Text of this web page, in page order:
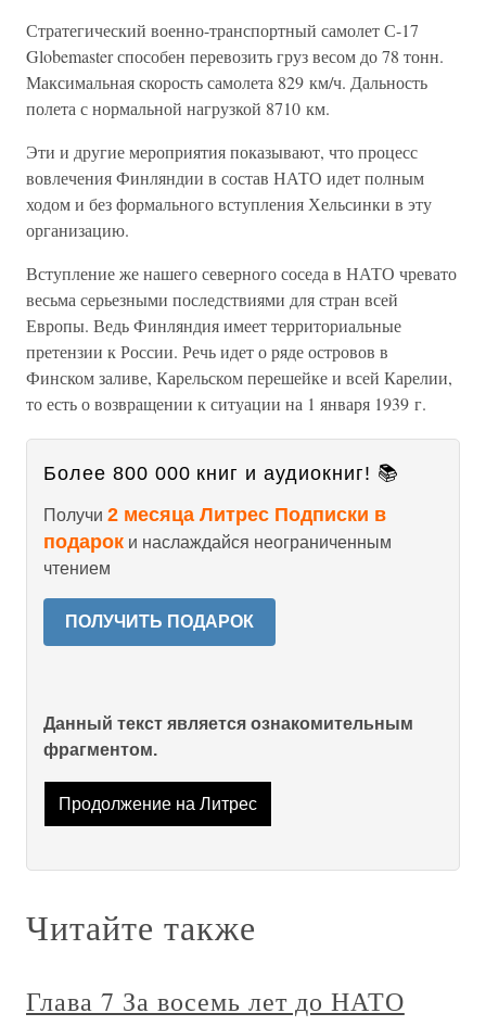
Стратегический военно-транспортный самолет С-17
Globemaster способен перевозить груз весом до 78 тонн.
Максимальная скорость самолета 829 км/ч. Дальность
полета с нормальной нагрузкой 8710 км.
Эти и другие мероприятия показывают, что процесс
вовлечения Финляндии в состав НАТО идет полным
ходом и без формального вступления Хельсинки в эту
организацию.
Вступление же нашего северного соседа в НАТО чревато
весьма серьезными последствиями для стран всей
Европы. Ведь Финляндия имеет территориальные
претензии к России. Речь идет о ряде островов в
Финском заливе, Карельском перешейке и всей Карелии,
то есть о возвращении к ситуации на 1 января 1939 г.
Более 800 000 книг и аудиокниг! 📚
Получи 2 месяца Литрес Подписки в
подарок и наслаждайся неограниченным
чтением
ПОЛУЧИТЬ ПОДАРОК
Данный текст является ознакомительным
фрагментом.
Продолжение на Литрес
Читайте также
Глава 7 За восемь лет до НАТО